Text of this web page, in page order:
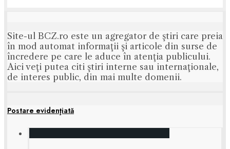
Site-ul BCZ.ro este un agregator de ştiri care preia
în mod automat informaţii şi articole din surse de
încredere pe care le aduce în atenţia publicului.
Aici veţi putea citi ştiri interne sau internaţionale,
de interes public, din mai multe domenii.
Postare evidenţiată